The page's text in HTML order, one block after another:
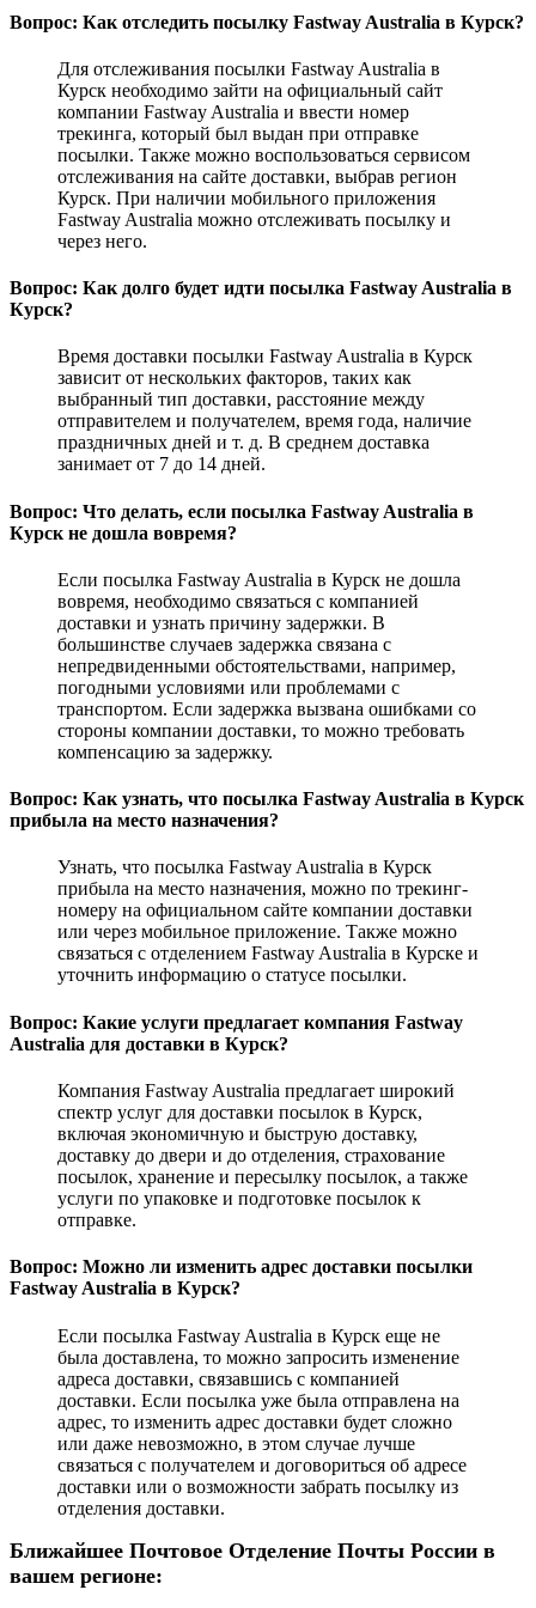
Вопрос: Как отследить посылку Fastway Australia в Курск?
Для отслеживания посылки Fastway Australia в
Курск необходимо зайти на официальный сайт
компании Fastway Australia и ввести номер
трекинга, который был выдан при отправке
посылки. Также можно воспользоваться сервисом
отслеживания на сайте доставки, выбрав регион
Курск. При наличии мобильного приложения
Fastway Australia можно отслеживать посылку и
через него.
Вопрос: Как долго будет идти посылка Fastway Australia в
Курск?
Время доставки посылки Fastway Australia в Курск
зависит от нескольких факторов, таких как
выбранный тип доставки, расстояние между
отправителем и получателем, время года, наличие
праздничных дней и т. д. В среднем доставка
занимает от 7 до 14 дней.
Вопрос: Что делать, если посылка Fastway Australia в
Курск не дошла вовремя?
Если посылка Fastway Australia в Курск не дошла
вовремя, необходимо связаться с компанией
доставки и узнать причину задержки. В
большинстве случаев задержка связана с
непредвиденными обстоятельствами, например,
погодными условиями или проблемами с
транспортом. Если задержка вызвана ошибками со
стороны компании доставки, то можно требовать
компенсацию за задержку.
Вопрос: Как узнать, что посылка Fastway Australia в Курск
прибыла на место назначения?
Узнать, что посылка Fastway Australia в Курск
прибыла на место назначения, можно по трекинг-
номеру на официальном сайте компании доставки
или через мобильное приложение. Также можно
связаться с отделением Fastway Australia в Курске и
уточнить информацию о статусе посылки.
Вопрос: Какие услуги предлагает компания Fastway
Australia для доставки в Курск?
Компания Fastway Australia предлагает широкий
спектр услуг для доставки посылок в Курск,
включая экономичную и быструю доставку,
доставку до двери и до отделения, страхование
посылок, хранение и пересылку посылок, а также
услуги по упаковке и подготовке посылок к
отправке.
Вопрос: Можно ли изменить адрес доставки посылки
Fastway Australia в Курск?
Если посылка Fastway Australia в Курск еще не
была доставлена, то можно запросить изменение
адреса доставки, связавшись с компанией
доставки. Если посылка уже была отправлена на
адрес, то изменить адрес доставки будет сложно
или даже невозможно, в этом случае лучше
связаться с получателем и договориться об адресе
доставки или о возможности забрать посылку из
отделения доставки.
Ближайшее Почтовое Отделение Почты России в
вашем регионе: